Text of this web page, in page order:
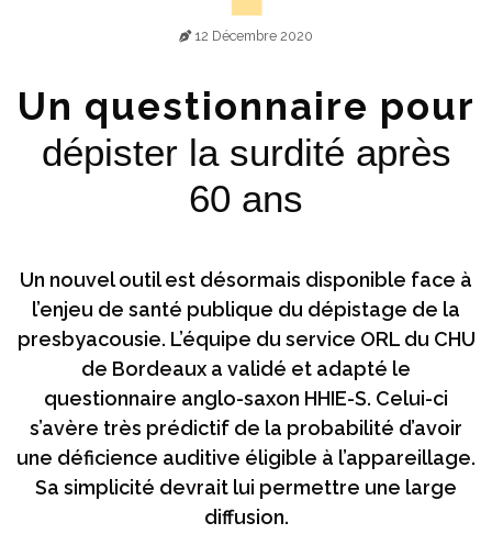
12 Décembre 2020
Un questionnaire pour
dépister la surdité après
60 ans
Un nouvel outil est désormais disponible face à
l’enjeu de santé publique du dépistage de la
presbyacousie. L’équipe du service ORL du CHU
de Bordeaux a validé et adapté le
questionnaire anglo-saxon HHIE-S. Celui-ci
s’avère très prédictif de la probabilité d’avoir
une déficience auditive éligible à l’appareillage.
Sa simplicité devrait lui permettre une large
diffusion.